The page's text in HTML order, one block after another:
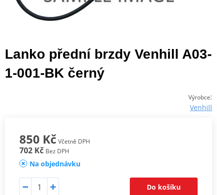
Lanko přední brzdy Venhill A03-
1-001-BK černý
Výrobce:
Venhill
850 Kč Včetně DPH
702 Kč Bez DPH
Na objednávku
Do košíku